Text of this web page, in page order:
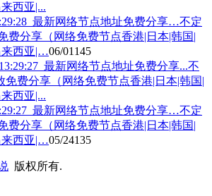
最新网络节点地址免费分享…不定
费分享（网络免费节点香港|日本|韩国|
来西亚|…06/01 145
最新网络节点地址免费分享…不定
费分享（网络免费节点香港|日本|韩国|
来西亚|…05/24135
版权所有.